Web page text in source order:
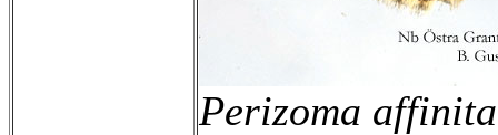
Perizoma